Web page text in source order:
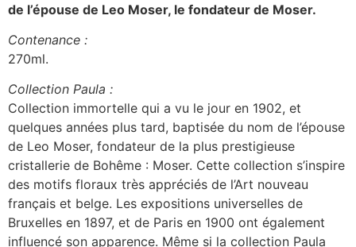
de l’épouse de Leo Moser, le fondateur de Moser.
Contenance :
270ml.
Collection Paula :
Collection immortelle qui a vu le jour en 1902, et
quelques années plus tard, baptisée du nom de l’épouse
de Leo Moser, fondateur de la plus prestigieuse
cristallerie de Bohême : Moser. Cette collection s’inspire
des motifs floraux très appréciés de l’Art nouveau
français et belge. Les expositions universelles de
Bruxelles en 1897, et de Paris en 1900 ont également
influencé son apparence. Même si la collection Paula